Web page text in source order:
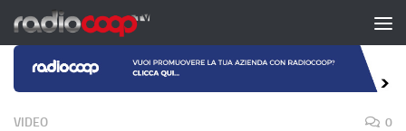
Salta al contenuto
VIDEO 0